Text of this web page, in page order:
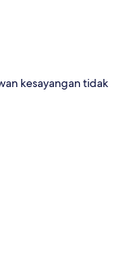
kesayangan tidak